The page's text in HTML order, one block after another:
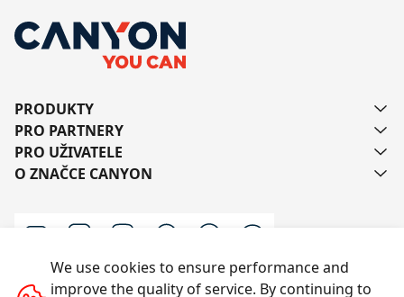
PRODUKTY
PRO PARTNERY
PRO UŽIVATELE
O ZNAČCE CANYON
We use cookies to ensure performance and
improve the quality of service. By continuing to